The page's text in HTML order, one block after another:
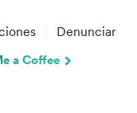
Denunciar
a Coffee